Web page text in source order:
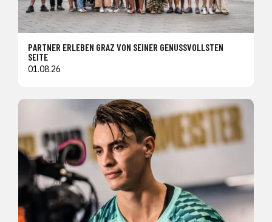
PARTNER ERLEBEN GRAZ VON SEINER GENUSSVOLLSTEN
SEITE
01.08.26